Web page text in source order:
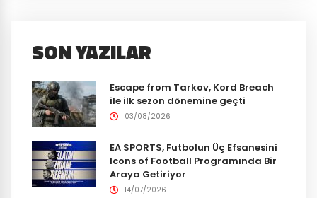
SON YAZILAR
Escape from Tarkov, Kord Breach
ile ilk sezon dönemine geçti
03/08/2026
EA SPORTS, Futbolun Üç Efsanesini
Icons of Football Programında Bir
Araya Getiriyor
14/07/2026